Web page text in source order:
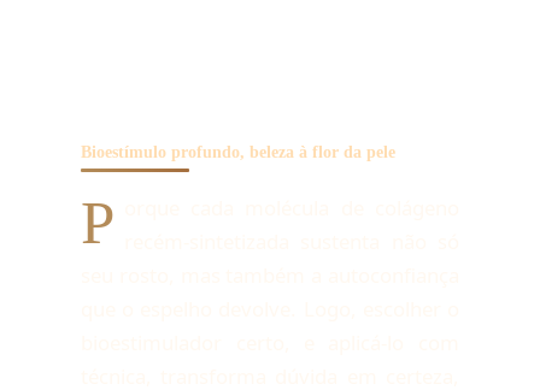
Bioestímulo profundo, beleza à flor da pele
P